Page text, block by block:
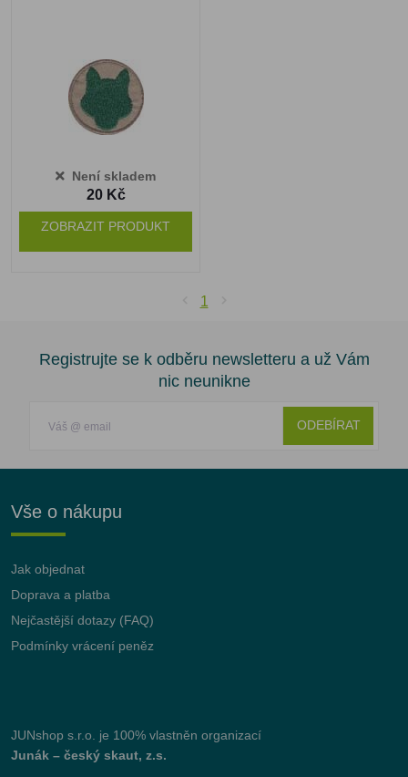
Není skladem
20 Kč
ZOBRAZIT PRODUKT
1
Registrujte se k odběru newsletteru a už Vám
nic neunikne
ODEBÍRAT
Vše o nákupu
Jak objednat
Doprava a platba
Nejčastější dotazy (FAQ)
Podmínky vrácení peněz
JUNshop s.r.o.
je 100% vlastněn organizací
Junák – český skaut, z.s.